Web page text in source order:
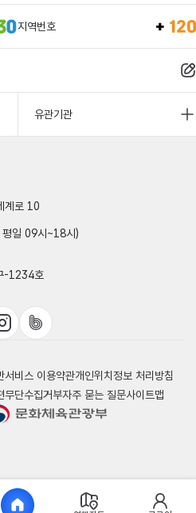
지역번호
유관기관
계로 10
일 09시~18시)
-1234호
서비스 이용약관개인위치정보 처리방침
무단수집거부자주 묻는 질문사이트맵